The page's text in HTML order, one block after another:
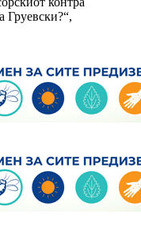
Груевски?“,